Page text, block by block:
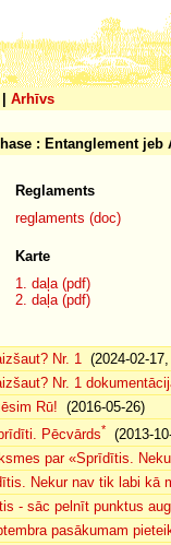
Arhīvs
: Entanglement
Reglaments
reglaments (doc)
Karte
1. daļa (pdf)
2. daļa (pdf)
Nr. 1 (2024-02-
Nr. 1
Rū! (2016-05-26)
Pēcvārds*
(2013-
par «Sprīdītis.
Nekur nav tik labi kā
- sāc pelnīt punktus
pasākumam